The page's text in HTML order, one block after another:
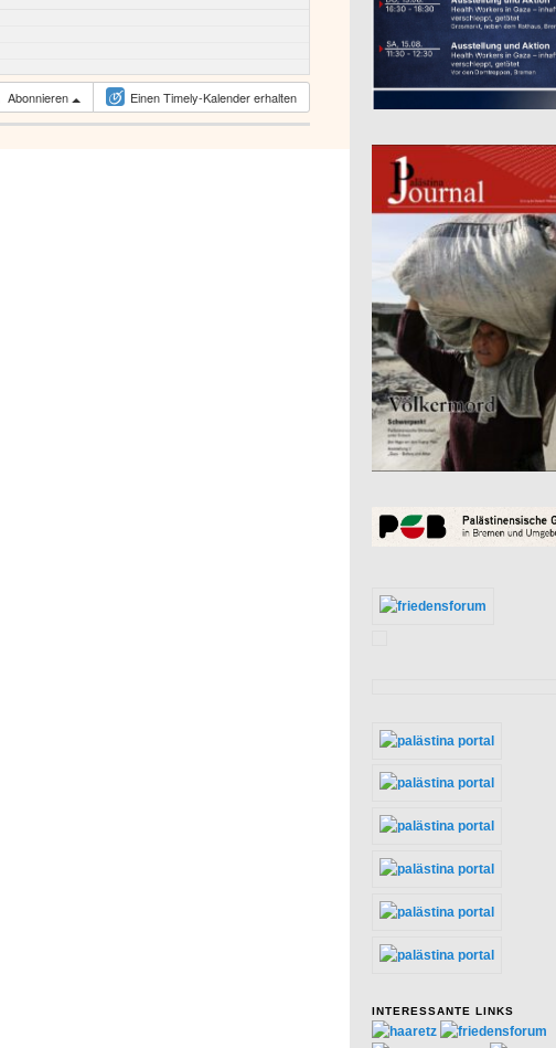
Abonnieren Einen Timely-Kalender erhalten
INTERESSANTE LINKS